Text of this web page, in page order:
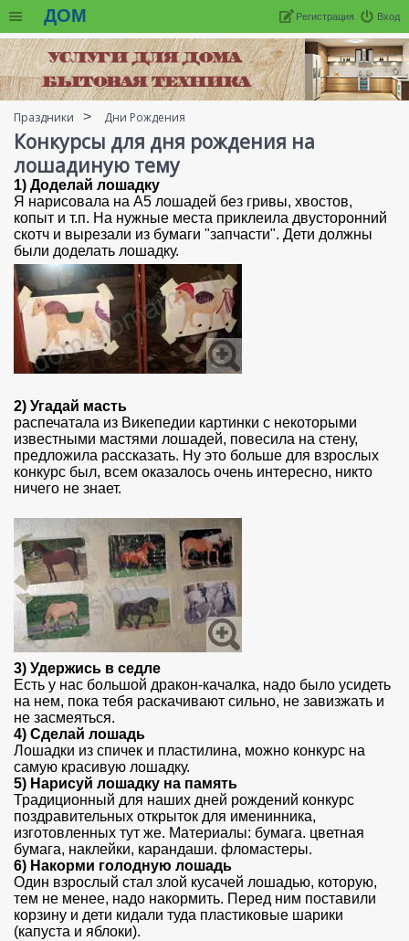
ДОМ Вход
Регистрация
Праздники Дни Рождения
Конкурсы для дня рождения на
лошадиную тему
1) Доделай лошадку
Я нарисовала на A5 лошадей без гривы, хвостов,
копыт и т.п. На нужные места приклеила двусторонний
скотч и вырезали из бумаги "запчасти". Дети должны
были доделать лошадку.
2) Угадай масть
распечатала из Викепедии картинки с некоторыми
известными мастями лошадей, повесила на стену,
предложила рассказать. Ну это больше для взрослых
конкурс был, всем оказалось очень интересно, никто
ничего не знает.
3) Удержись в седле
Есть у нас большой дракон-качалка, надо было усидеть
на нем, пока тебя раскачивают сильно, не завизжать и
не засмеяться.
4) Сделай лошадь
Лошадки из спичек и пластилина, можно конкурс на
самую красивую лошадку.
5) Нарисуй лошадку на память
Традиционный для наших дней рождений конкурс
поздравительных открыток для именинника,
изготовленных тут же. Материалы: бумага. цветная
бумага, наклейки, карандаши. фломастеры.
6) Накорми голодную лошадь
Один взрослый стал злой кусачей лошадью, которую,
тем не менее, надо накормить. Перед ним поставили
корзину и дети кидали туда пластиковые шарики
(капуста и яблоки).